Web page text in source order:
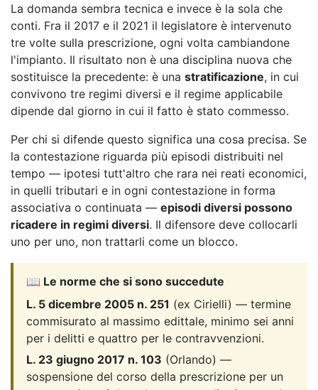
La domanda sembra tecnica e invece è la sola che
conti. Fra il 2017 e il 2021 il legislatore è intervenuto
tre volte sulla prescrizione, ogni volta cambiandone
l'impianto. Il risultato non è una disciplina nuova che
sostituisce la precedente: è una stratificazione, in cui
convivono tre regimi diversi e il regime applicabile
dipende dal giorno in cui il fatto è stato commesso.
Per chi si difende questo significa una cosa precisa. Se
la contestazione riguarda più episodi distribuiti nel
tempo — ipotesi tutt'altro che rara nei reati economici,
in quelli tributari e in ogni contestazione in forma
associativa o continuata — episodi diversi possono
ricadere in regimi diversi. Il difensore deve collocarli
uno per uno, non trattarli come un blocco.
📖 Le norme che si sono succedute
L. 5 dicembre 2005 n. 251 (ex Cirielli) — termine
commisurato al massimo edittale, minimo sei anni
per i delitti e quattro per le contravvenzioni.
L. 23 giugno 2017 n. 103 (Orlando) —
sospensione del corso della prescrizione per un